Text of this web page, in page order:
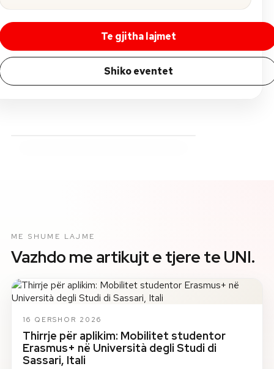
Te gjitha lajmet
Shiko eventet
ME SHUME LAJME
Vazhdo me artikujt e tjere te UNI.
16 QERSHOR 2026
Thirrje për aplikim: Mobilitet studentor
Erasmus+ në Università degli Studi di
Sassari, Itali